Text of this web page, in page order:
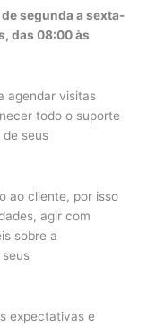
segunda a sexta-
das 08:00 às
agendar visitas
todo o suporte
de seus
ao cliente, por isso
agir com
sobre a
expectativas e